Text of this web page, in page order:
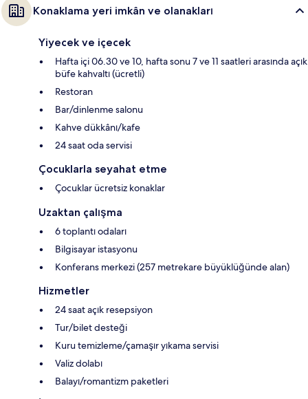
Konaklama yeri imkân ve olanakları
Yiyecek ve içecek
Hafta içi 06.30 ve 10, hafta sonu 7 ve 11 saatleri arasında açık
büfe kahvaltı (ücretli)
Restoran
Bar/dinlenme salonu
Kahve dükkânı/kafe
24 saat oda servisi
Çocuklarla seyahat etme
Çocuklar ücretsiz konaklar
Uzaktan çalışma
6 toplantı odaları
Bilgisayar istasyonu
Konferans merkezi (257 metrekare büyüklüğünde alan)
Hizmetler
24 saat açık resepsiyon
Tur/bilet desteği
Kuru temizleme/çamaşır yıkama servisi
Valiz dolabı
Balayı/romantizm paketleri